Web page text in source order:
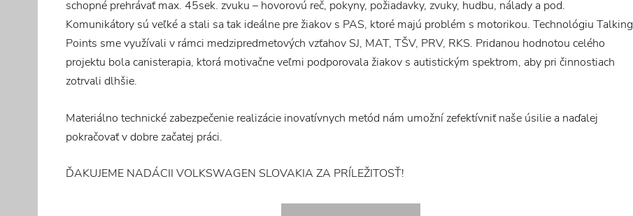
schopné prehrávať max. 45sek. zvuku – hovorovú reč, pokyny, požiadavky, zvuky, hudbu, nálady a pod.
Komunikátory sú veľké a stali sa tak ideálne pre žiakov s PAS, ktoré majú problém s motorikou. Technológiu Talking
Points sme využívali v rámci medzipredmetových vzťahov SJ, MAT, TŠV, PRV, RKS. Pridanou hodnotou celého
projektu bola canisterapia, ktorá motivačne veľmi podporovala žiakov s autistickým spektrom, aby pri činnostiach
zotrvali dlhšie.
Materiálno technické zabezpečenie realizácie inovatívnych metód nám umožní zefektívniť naše úsilie a naďalej
pokračovať v dobre začatej práci.
ĎAKUJEME NADÁCII VOLKSWAGEN SLOVAKIA ZA PRÍLEŽITOSŤ!